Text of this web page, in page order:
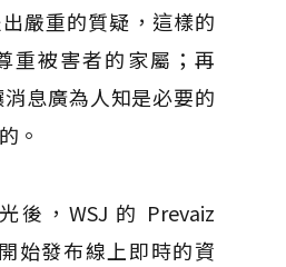
嚴重的質疑，這樣的
重被害者的家屬；再
息廣為人知是必要的
。
後，WSJ 的 Prevaiz
始發布線上即時的資